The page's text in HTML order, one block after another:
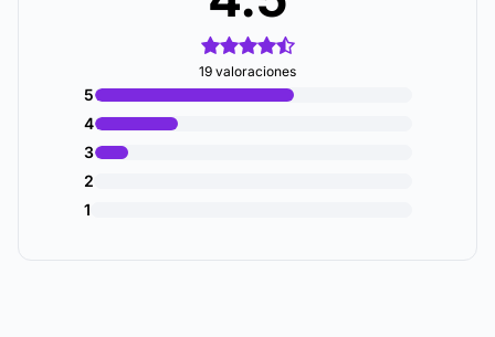
19 valoraciones
5
4
3
2
1